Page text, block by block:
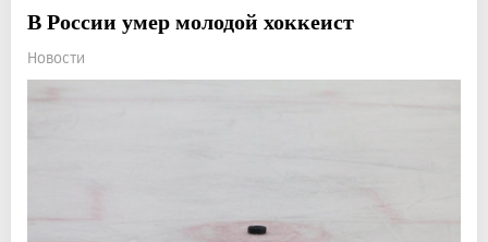
В России умер молодой хоккеист
Новости